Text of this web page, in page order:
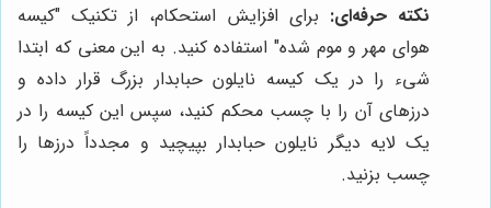
نکته حرفه‌ای: برای افزایش استحکام، از تکنیک "کیسه
هوای مهر و موم شده" استفاده کنید. به این معنی که ابتدا
شیء را در یک کیسه نایلون حبابدار بزرگ قرار داده و
درزهای آن را با چسب محکم کنید، سپس این کیسه را در
یک لایه دیگر نایلون حبابدار بپیچید و مجدداً درزها را
چسب بزنید.